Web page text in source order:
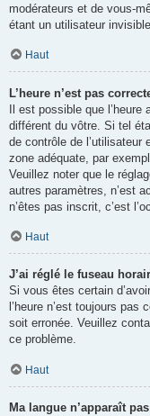
modérateurs et de vous-
étant un utilisateur invisible.
Haut
L’heure n’est pas
Il est possible que l’heure
différent du vôtre. Si tel
de contrôle de l’utilisateur
zone adéquate, par
Veuillez noter que le
autres paramètres, n’est
n’êtes pas inscrit, c’est
Haut
J’ai réglé le fuseau
Si vous êtes certain
l’heure n’est toujours pas
soit erronée. Veuillez
ce problème.
Haut
Ma langue n’apparaît